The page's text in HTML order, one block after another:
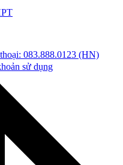
083.888.0123 (HN)
sử dụng